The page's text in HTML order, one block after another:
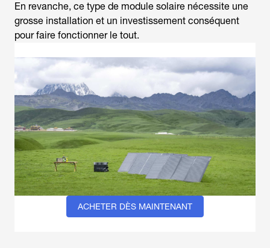
En revanche, ce type de module solaire nécessite une
grosse installation et un investissement conséquent
pour faire fonctionner le tout.
ACHETER DÈS MAINTENANT